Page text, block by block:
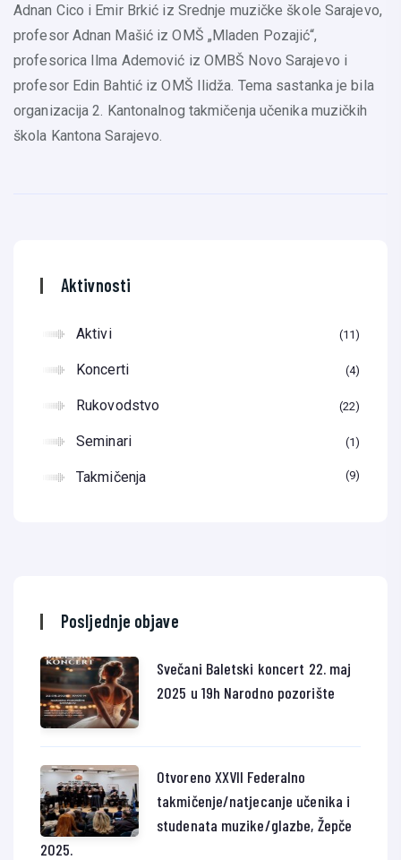
Adnan Cico i Emir Brkić iz Srednje muzičke škole Sarajevo,
profesor Adnan Mašić iz OMŠ „Mladen Pozajić“,
profesorica Ilma Ademović iz OMBŠ Novo Sarajevo i
profesor Edin Bahtić iz OMŠ Ilidža. Tema sastanka je bila
organizacija 2. Kantonalnog takmičenja učenika muzičkih
škola Kantona Sarajevo.
Aktivnosti
Aktivi 11
Koncerti 4
Rukovodstvo 22
Seminari 1
Takmičenja 9
Posljednje objave
Svečani Baletski koncert 22. maj
2025 u 19h Narodno pozorište
Otvoreno XXVII Federalno
takmičenje/natjecanje učenika i
studenata muzike/glazbe, Žepče
2025.